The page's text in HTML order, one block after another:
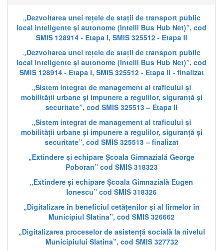
„Dezvoltarea unei rețele de stații de transport public
local inteligente și autonome (Intelli Bus Hub Net)”, cod
SMIS 128914 - Etapa I, SMIS 325512 - Etapa II
„Dezvoltarea unei rețele de stații de transport public
local inteligente și autonome (Intelli Bus Hub Net)”, cod
SMIS 128914 - Etapa I, SMIS 325512 - Etapa II - finalizat
„Sistem integrat de management al traficului și
mobilității urbane și impunere a regulilor, siguranță și
securitate”, cod SMIS 325513 – Etapa II
„Sistem integrat de management al traficului și
mobilității urbane și impunere a regulilor, siguranță și
securitate”, cod SMIS 325513 – finalizat
„Extindere și echipare Școala Gimnazială George
Poboran” cod SMIS 318323
„Extindere și echipare Școala Gimnazială Eugen
Ionescu” cod SMIS 318326
„Digitalizare în beneficiul cetățenilor și al firmelor în
Municipiul Slatina”, cod SMIS 326662
„Digitalizarea proceselor de asistență socială la nivelul
Municipiului Slatina”, cod SMIS 327732